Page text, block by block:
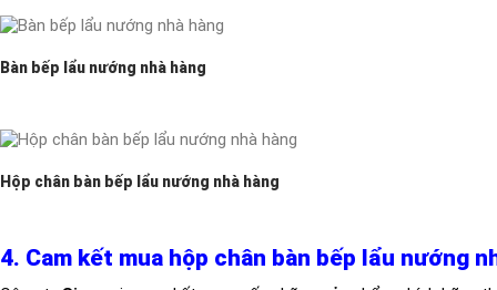
Bàn bếp lẩu nướng nhà hàng
Hộp chân bàn bếp lẩu nướng nhà hàng
4. Cam kết mua hộp chân bàn bếp lẩu nướng